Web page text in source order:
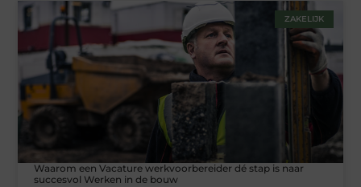
ZAKELIJK
Waarom een Vacature werkvoorbereider dé stap is naar
succesvol Werken in de bouw